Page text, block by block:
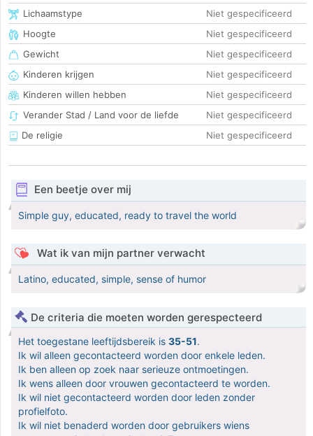
Lichaamstype
Niet gespecificeerd
Hoogte
Niet gespecificeerd
Gewicht
Niet gespecificeerd
Kinderen krijgen
Niet gespecificeerd
Kinderen willen hebben
Niet gespecificeerd
Verander Stad / Land voor de liefde
Niet gespecificeerd
De religie
Niet gespecificeerd
Een beetje over mij
Simple guy, educated, ready to travel the world
Wat ik van mijn partner verwacht
Latino, educated, simple, sense of humor
De criteria die moeten worden gerespecteerd
Het toegestane leeftijdsbereik is 35-51.
Ik wil alleen gecontacteerd worden door enkele leden.
Ik ben alleen op zoek naar serieuze ontmoetingen.
Ik wens alleen door vrouwen gecontacteerd te worden.
Ik wil niet gecontacteerd worden door leden zonder
profielfoto.
Ik wil niet benaderd worden door gebruikers wiens